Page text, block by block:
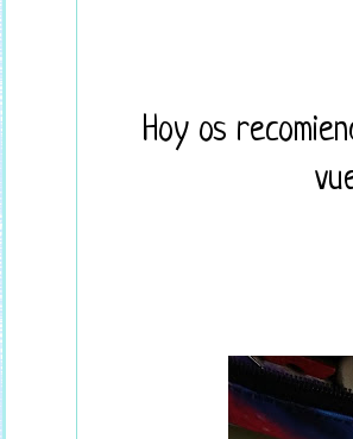
Hoy os